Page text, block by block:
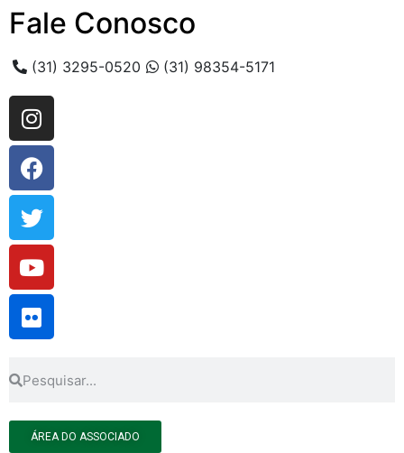
Fale Conosco
(31) 3295-0520 (31) 98354-5171
ÁREA DO ASSOCIADO